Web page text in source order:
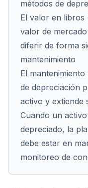
métodos de
El valor en libros
valor de
diferir de forma
mantenimiento
El
de depreciación
activo y extiende
Cuando un
depreciado, la
debe estar en
monitoreo de